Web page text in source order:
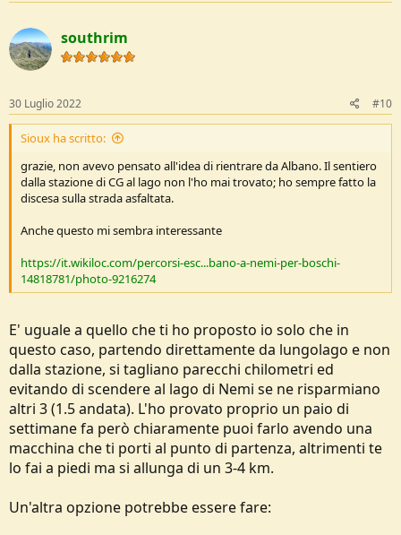
southrim
30 Luglio 2022 #10
Sioux ha scritto:
grazie, non avevo pensato all'idea di rientrare da Albano. Il sentiero
dalla stazione di CG al lago non l'ho mai trovato; ho sempre fatto la
discesa sulla strada asfaltata.
Anche questo mi sembra interessante
https://it.wikiloc.com/percorsi-esc...bano-a-nemi-per-boschi-
14818781/photo-9216274
E' uguale a quello che ti ho proposto io solo che in
questo caso, partendo direttamente da lungolago e non
dalla stazione, si tagliano parecchi chilometri ed
evitando di scendere al lago di Nemi se ne risparmiano
altri 3 (1.5 andata). L'ho provato proprio un paio di
settimane fa però chiaramente puoi farlo avendo una
macchina che ti porti al punto di partenza, altrimenti te
lo fai a piedi ma si allunga di un 3-4 km.
Un'altra opzione potrebbe essere fare: